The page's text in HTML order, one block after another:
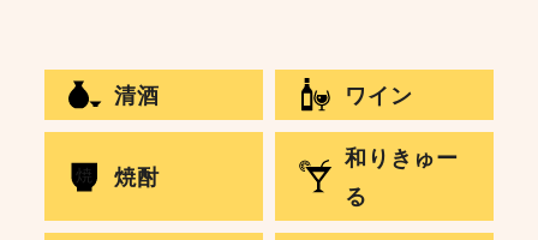
清酒 ワイン
焼酎
和りきゅー
る